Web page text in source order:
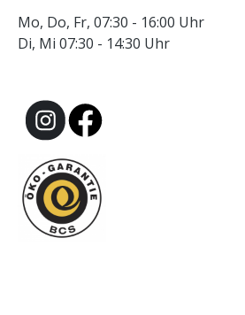
Mo, Do, Fr, 07:30 - 16:00 Uhr
Di, Mi 07:30 - 14:30 Uhr